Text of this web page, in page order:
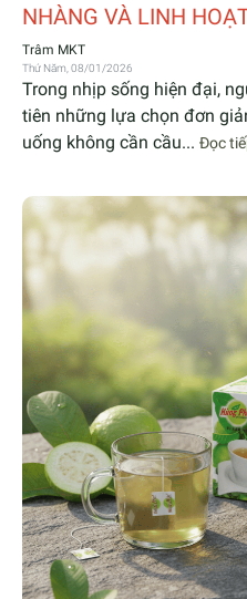
NHÀNG VÀ LINH
Trâm MKT
Thứ Năm, 08/01/2026
Trong nhịp sống hiện đại,
tiên những lựa chọn đơn
uống không cần cầu... Đọc